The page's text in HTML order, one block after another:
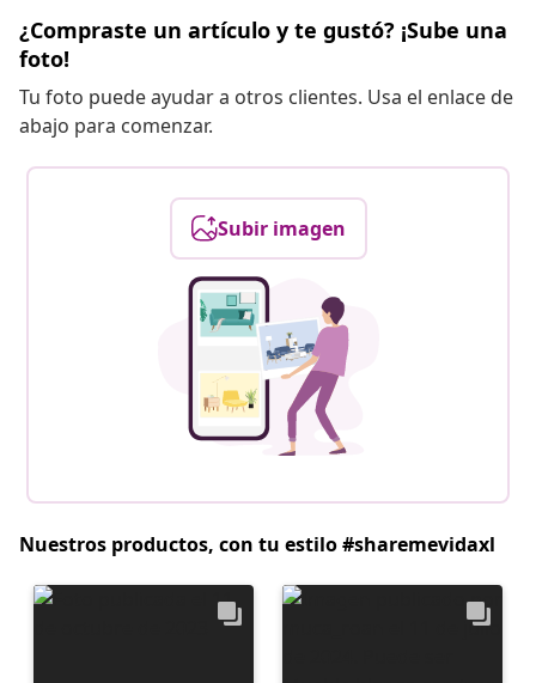
¿Compraste un artículo y te gustó? ¡Sube una
foto!
Tu foto puede ayudar a otros clientes. Usa el enlace de
abajo para comenzar.
Subir imagen
Nuestros productos, con tu estilo #sharemevidaxl